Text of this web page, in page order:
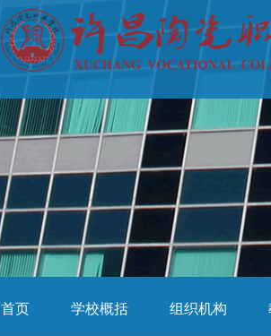
首页 学校概括 组织机构